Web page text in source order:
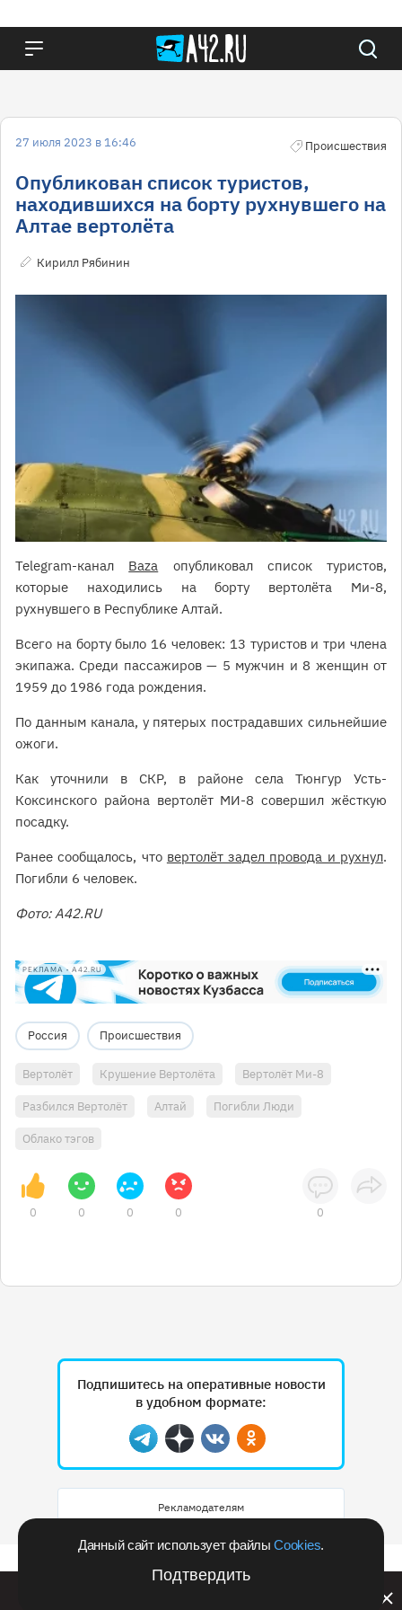
Данный сайт использует файлыCookies.
Подтвердить
27 июля 2023 в 16:46 Происшествия
Опубликован список туристов,
находившихся на борту рухнувшего на
Алтае вертолёта
Кирилл Рябинин
Telegram-канал Baza опубликовал список туристов,
которые находились на борту вертолёта Ми-8,
рухнувшего в Республике Алтай.
Всего на борту было 16 человек: 13 туристов и три члена
экипажа. Среди пассажиров — 5 мужчин и 8 женщин от
1959 до 1986 года рождения.
По данным канала, у пятерых пострадавших сильнейшие
ожоги.
Как уточнили в СКР, в районе села Тюнгур Усть-
Коксинского района вертолёт МИ-8 совершил жёсткую
посадку.
Ранее сообщалось, что вертолёт задел провода и рухнул.
Погибли 6 человек.
Фото: А42.RU
РЕКЛАМА • A42.RU
Россия Происшествия
Вертолёт Крушение Вертолёта Вертолёт Ми-8
Разбился Вертолёт Алтай Погибли Люди
Облако тэгов
0 0 0 0 0
Подпишитесь на оперативные новости
в удобном формате:
Telegram
ДзенВконтактеОдноклассники
Рекламодателям
Билайн запустил в Кемеровской области акцию с